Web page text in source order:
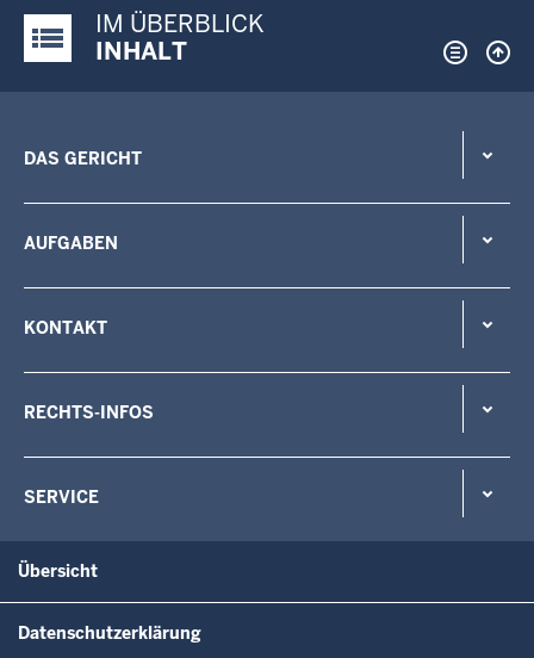
Justiz-Portal im Überblick:
IM ÜBERBLICK
INHALT
DAS GERICHT
AUFGABEN
KONTAKT
RECHTS-INFOS
SERVICE
Übersicht
Datenschutzerklärung